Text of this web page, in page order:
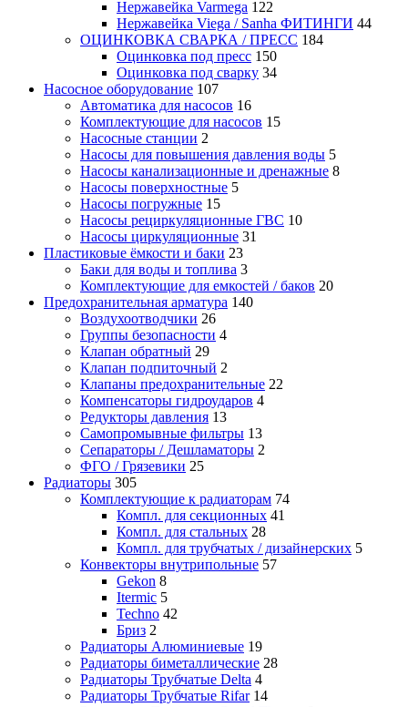
Нержавейка Varmega 122
Нержавейка Viega / Sanha ФИТИНГИ 44
ОЦИНКОВКА СВАРКА / ПРЕСС 184
Оцинковка под пресс 150
Оцинковка под сварку 34
Насосное оборудование 107
Автоматика для насосов 16
Комплектующие для насосов 15
Насосные станции 2
Насосы для повышения давления воды 5
Насосы канализационные и дренажные 8
Насосы поверхностные 5
Насосы погружные 15
Насосы рециркуляционные ГВС 10
Насосы циркуляционные 31
Пластиковые ёмкости и баки 23
Баки для воды и топлива 3
Комплектующие для емкостей / баков 20
Предохранительная арматура 140
Воздухоотводчики 26
Группы безопасности 4
Клапан обратный 29
Клапан подпиточный 2
Клапаны предохранительные 22
Компенсаторы гидроударов 4
Редукторы давления 13
Самопромывные фильтры 13
Сепараторы / Дешламаторы 2
ФГО / Грязевики 25
Радиаторы 305
Комплектующие к радиаторам 74
Компл. для секционных 41
Компл. для стальных 28
Компл. для трубчатых / дизайнерских 5
Конвекторы внутрипольные 57
Gekon 8
Itermic 5
Techno 42
Бриз 2
Радиаторы Алюминиевые 19
Радиаторы биметаллические 28
Радиаторы Трубчатые Delta 4
Радиаторы Трубчатые Rifar 14